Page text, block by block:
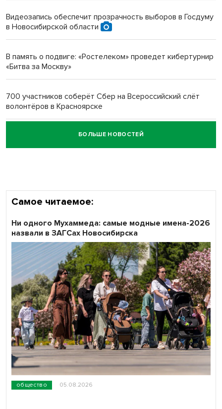
Новосибирский преподаватель с женой вошли в топ-16
Обновлённое отделение ВТБ открылось в Искитиме
Видеозапись обеспечит прозрачность выборов в Госдуму
в Новосибирской области
В память о подвиге: «Ростелеком» проведет кибертурнир
«Битва за Москву»
700 участников соберёт Сбер на Всероссийский слёт
волонтёров в Красноярске
Честный выбор: видеонаблюдение обеспечит
объективность результатов ЕДГ в Новосибирской
БОЛЬШЕ НОВОСТЕЙ
Самое читаемое:
общество 05.08.2026
Ни одного Мухаммеда: самые модные имена-2026
назвали в ЗАГСах Новосибирска